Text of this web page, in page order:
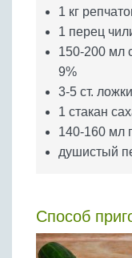
1 кг
1 перец
150-200 мл
9%
3-5 ст.
1 стакан
140-160 мл
душистый
Способ